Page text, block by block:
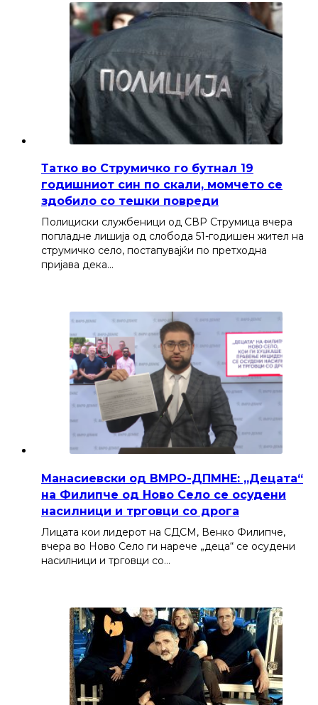
Татко во Струмичко го бутнал 19
годишниот син по скали, момчето се
здобило со тешки повреди
Полициски службеници од СВР Струмица вчера
попладне лишија од слобода 51-годишен жител на
струмичко село, постапувајќи по претходна
пријава дека…
Манасиевски од ВМРО-ДПМНЕ: „Децата“
на Филипче од Ново Село се осудени
насилници и трговци со дрога
Лицата кои лидерот на СДСМ, Венко Филипче,
вчера во Ново Село ги нарече „деца“ се осудени
насилници и трговци со…